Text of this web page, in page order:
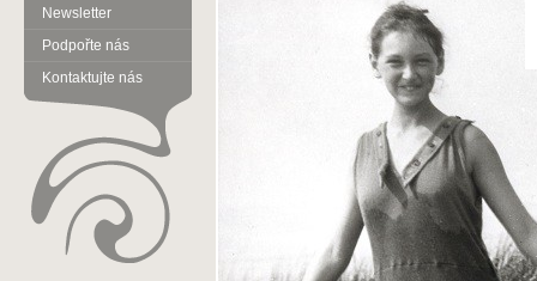
Newsletter
Podpořte nás
Kontaktujte nás